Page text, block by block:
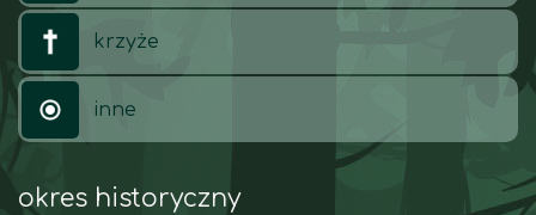
krzyże
inne
okres historyczny